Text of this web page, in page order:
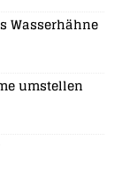
Wasserhähne
umstellen